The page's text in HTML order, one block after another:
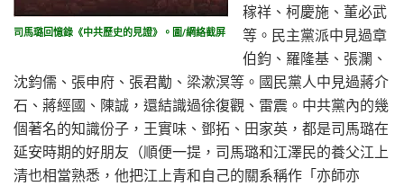
司馬璐回憶錄《中共歷史的見證》。圖/網絡截屏
稼祥、柯慶施、董必武
等。民主黨派中見過章
伯鈞、羅隆基、張瀾、
沈鈞儒、張申府、張君勱、梁漱溟等。國民黨人中見過蔣介
石、蔣經國、陳誠，還結識過徐復觀、雷震。中共黨內的幾
個著名的知識份子，王實味、鄧拓、田家英，都是司馬璐在
延安時期的好朋友（順便一提，司馬璐和江澤民的養父江上
清也相當熟悉，他把江上青和自己的關系稱作「亦師亦